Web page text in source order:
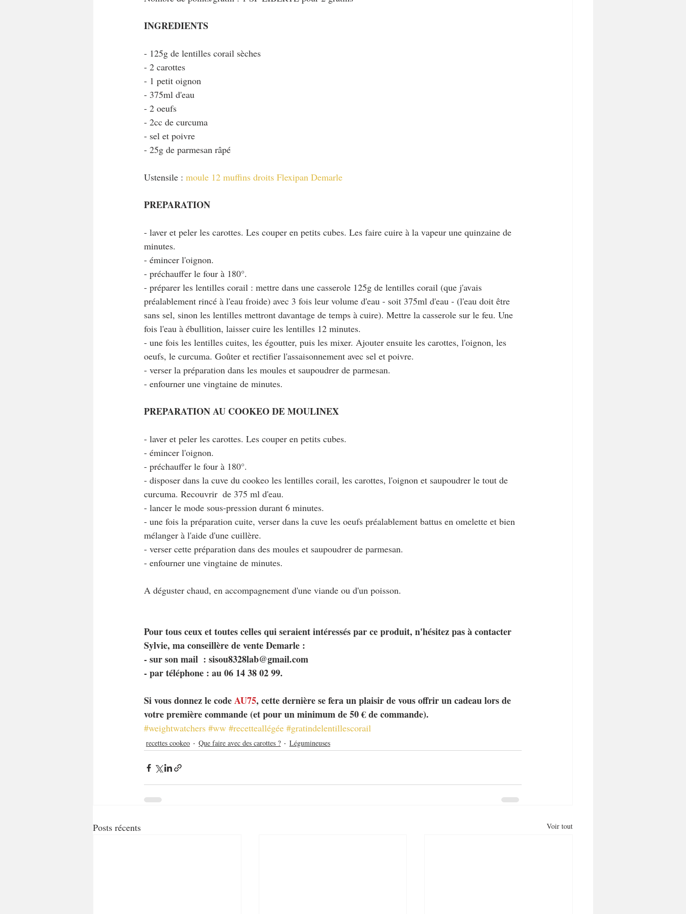
INGREDIENTS
- 125g de lentilles corail sèches
- 2 carottes
- 1 petit oignon
- 375ml d'eau
- 2 oeufs
- 2cc de curcuma
- sel et poivre
- 25g de parmesan râpé
Ustensile : moule 12 muffins droits Flexipan Demarle
PREPARATION
- laver et peler les carottes. Les couper en petits cubes. Les faire cuire à la vapeur une quinzaine de
minutes.
- émincer l'oignon.
- préchauffer le four à 180°.
- préparer les lentilles corail : mettre dans une casserole 125g de lentilles corail (que j'avais
préalablement rincé à l'eau froide) avec 3 fois leur volume d'eau - soit 375ml d'eau - (l'eau doit être
sans sel, sinon les lentilles mettront davantage de temps à cuire). Mettre la casserole sur le feu. Une
fois l'eau à ébullition, laisser cuire les lentilles 12 minutes.
- une fois les lentilles cuites, les égoutter, puis les mixer. Ajouter ensuite les carottes, l'oignon, les
oeufs, le curcuma. Goûter et rectifier l'assaisonnement avec sel et poivre.
- verser la préparation dans les moules et saupoudrer de parmesan.
- enfourner une vingtaine de minutes.
PREPARATION AU COOKEO DE MOULINEX
- laver et peler les carottes. Les couper en petits cubes.
- émincer l'oignon.
- préchauffer le four à 180°.
- disposer dans la cuve du cookeo les lentilles corail, les carottes, l'oignon et saupoudrer le tout de
curcuma. Recouvrir  de 375 ml d'eau.
- lancer le mode sous-pression durant 6 minutes.
- une fois la préparation cuite, verser dans la cuve les oeufs préalablement battus en omelette et bien
mélanger à l'aide d'une cuillère.
- verser cette préparation dans des moules et saupoudrer de parmesan.
- enfourner une vingtaine de minutes.
A déguster chaud, en accompagnement d'une viande ou d'un poisson.
Pour tous ceux et toutes celles qui seraient intéressés par ce produit, n'hésitez pas à contacter
Sylvie, ma conseillère de vente Demarle :
- sur son mail  : sisou8328lab@gmail.com
- par téléphone : au 06 14 38 02 99.
Si vous donnez le code AU75, cette dernière se fera un plaisir de vous offrir un cadeau lors de
votre première commande (et pour un minimum de 50 € de commande).
#weightwatchers #ww #recetteallégée #gratindelentillescorail
recettes cookeo Que faire avec des carottes ? Légumineuses
Posts récents Voir tout